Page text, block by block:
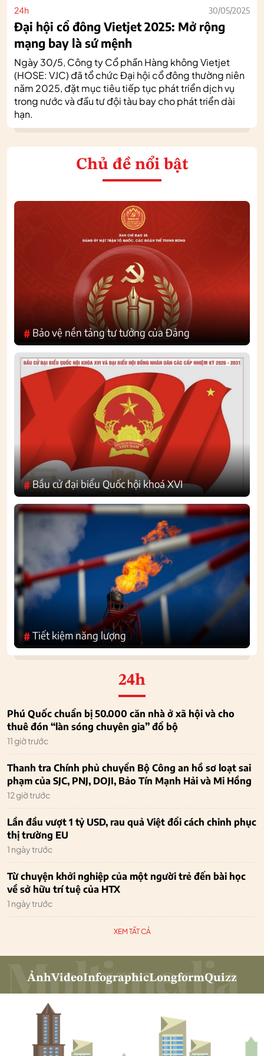
24h 30/05/2025
Đại hội cổ đông Vietjet 2025: Mở rộng
mạng bay là sứ mệnh
Ngày 30/5, Công ty Cổ phần Hàng không Vietjet
(HOSE: VJC) đã tổ chức Đại hội cổ đông thường niên
năm 2025, đặt mục tiêu tiếp tục phát triển dịch vụ
trong nước và đầu tư đội tàu bay cho phát triển dài
hạn.
Chủ đề nổi bật
# Bảo vệ nền tảng tư tưởng của Đảng
#Bầu cử đại biểu Quốc hội khoá XVI
#Tiết kiệm năng lượng
24h
Phú Quốc chuẩn bị 50.000 căn nhà ở xã hội và cho
thuê đón “làn sóng chuyên gia” đổ bộ
11 giờ trước
Thanh tra Chính phủ chuyển Bộ Công an hồ sơ loạt sai
phạm của SJC, PNJ, DOJI, Bảo Tín Mạnh Hải và Mi Hồng
12 giờ trước
Lần đầu vượt 1 tỷ USD, rau quả Việt đổi cách chinh phục
thị trường EU
1 ngày trước
Từ chuyện khởi nghiệp của một người trẻ đến bài học
về sở hữu trí tuệ của HTX
1 ngày trước
XEM TẤT CẢ
ẢnhVideoInfographicLongformQuizz